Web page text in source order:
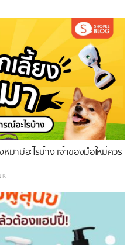
มามีอะไรบ้าง เจ้าของมือใหม่ควร